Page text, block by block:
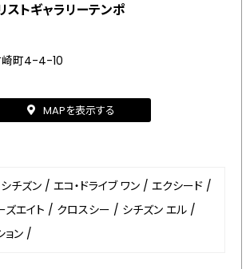
トギャラリーテンポ
崎町4-4-10
MAPを表示する
シチズン / エコ・ドライブ ワン / エクシード /
ズエイト / クロスシー / シチズン エル /
ョン /